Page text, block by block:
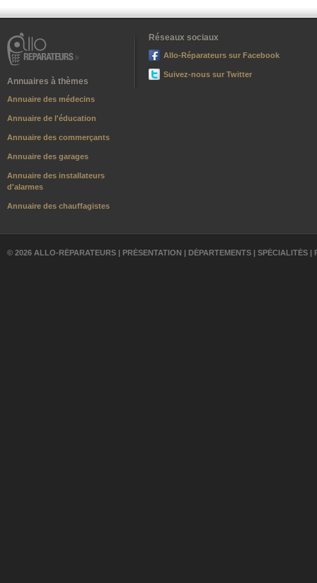
Annuaires à thèmes
Annuaire des médecins
Annuaire de l'éducation
Annuaire des commerçants
Annuaire des garages
Annuaire des installateurs
d'alarmes
Annuaire des chauffagistes
Réseaux sociaux
Allo-Réparateurs sur Facebook
Suivez-nous sur Twitter
© 2026 ALLO-RÉPARATEURS | PRÉSENTATION | DÉPARTEMENTS | SPÉCIALITÉS |